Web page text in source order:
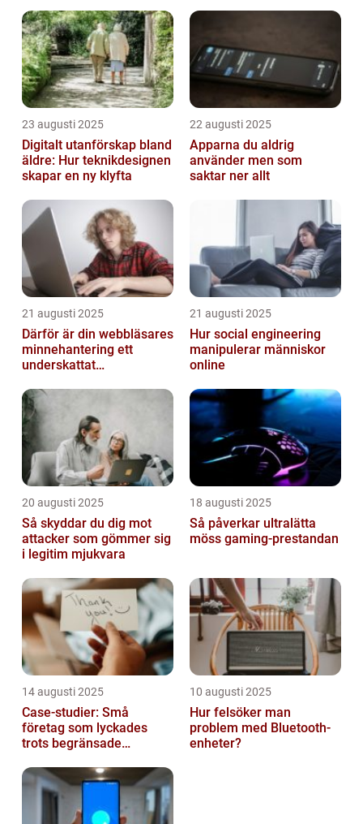
23 augusti 2025
Digitalt utanförskap bland
äldre: Hur teknikdesignen
skapar en ny klyfta
22 augusti 2025
Apparna du aldrig
använder men som
saktar ner allt
21 augusti 2025
Därför är din webbläsares
minnehantering ett
underskattat
21 augusti 2025
Hur social engineering
manipulerar människor
online
20 augusti 2025
Så skyddar du dig mot
attacker som gömmer sig
i legitim mjukvara
18 augusti 2025
Så påverkar ultralätta
möss gaming-prestandan
14 augusti 2025
Case-studier: Små
företag som lyckades
trots begränsade
10 augusti 2025
Hur felsöker man
problem med Bluetooth-
enheter?